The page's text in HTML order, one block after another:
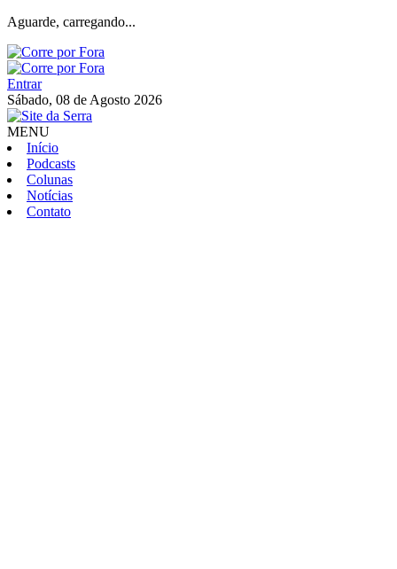
Aguarde, carregando...
Entrar
Sábado, 08 de Agosto 2026
MENU
Início
Podcasts
Colunas
Notícias
Contato